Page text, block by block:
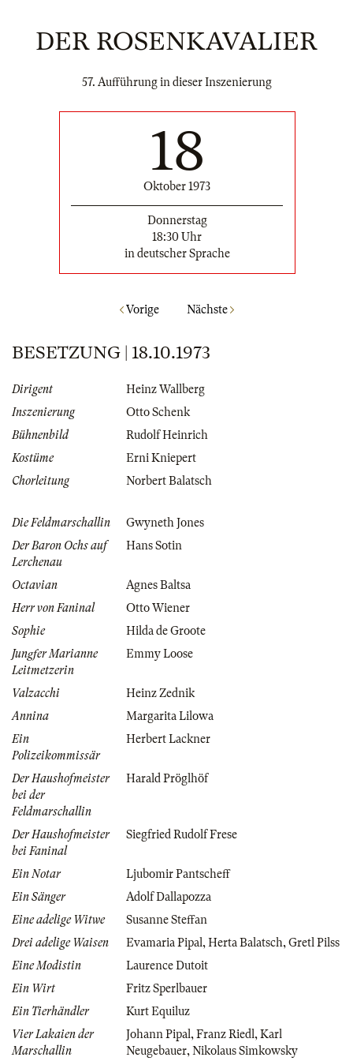
DER ROSENKAVALIER
57. Aufführung in dieser Inszenierung
18
Oktober 1973
Donnerstag
18:30 Uhr
in deutscher Sprache
Vorige Nächste
BESETZUNG | 18.10.1973
Dirigent
Heinz Wallberg
Inszenierung
Otto Schenk
Bühnenbild
Rudolf Heinrich
Kostüme
Erni Kniepert
Chorleitung
Norbert Balatsch
Die Feldmarschallin
Gwyneth Jones
Der Baron Ochs auf
Lerchenau
Hans Sotin
Octavian
Agnes Baltsa
Herr von Faninal
Otto Wiener
Sophie
Hilda de Groote
Jungfer Marianne
Leitmetzerin
Emmy Loose
Valzacchi
Heinz Zednik
Annina
Margarita Lilowa
Ein
Polizeikommissär
Herbert Lackner
Der Haushofmeister
bei der
Feldmarschallin
Harald Pröglhöf
Der Haushofmeister
bei Faninal
Siegfried Rudolf Frese
Ein Notar
Ljubomir Pantscheff
Ein Sänger
Adolf Dallapozza
Eine adelige Witwe
Susanne Steffan
Drei adelige Waisen
Evamaria Pipal,Herta Balatsch,Gretl Pilss
Eine Modistin
Laurence Dutoit
Ein Wirt
Fritz Sperlbauer
Ein Tierhändler
Kurt Equiluz
Vier Lakaien der
Marschallin
Johann Pipal,Franz Riedl,Karl
Neugebauer,Nikolaus Simkowsky